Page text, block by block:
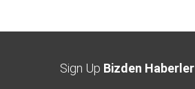
Sign Up Bizden Haberler